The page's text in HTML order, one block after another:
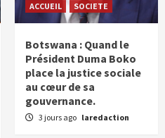
ACCUEIL SOCIETE
Botswana : Quand le
Président Duma Boko
place la justice sociale
au cœur de sa
gouvernance.
3 jours ago laredaction